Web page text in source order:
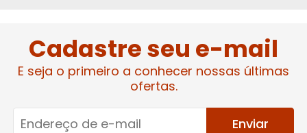
Cadastre seu e-mail
E seja o primeiro a conhecer nossas últimas
ofertas.
Enviar